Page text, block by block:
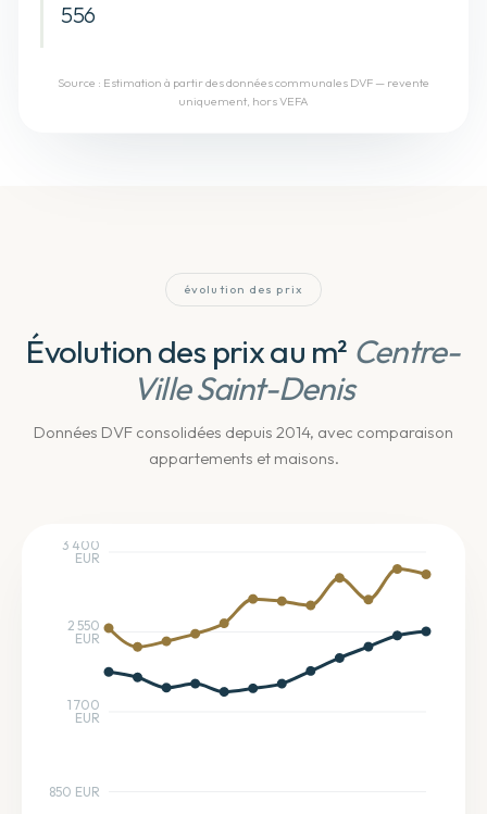
556
Source : Estimation à partir des données communales DVF — revente
uniquement, hors VEFA
évolution des prix
Évolution des prix au m² Centre-
Ville Saint-Denis
Données DVF consolidées depuis 2014, avec comparaison
appartements et maisons.
850 EUR
1 700
EUR
2 550
EUR
3 400
EUR